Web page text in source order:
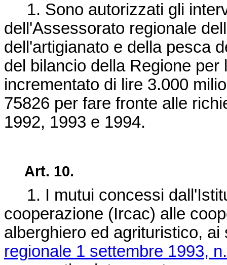
1. Sono autorizzati gli
dell'Assessorato regionale
dell'artigianato e della pesca
del bilancio della Regione
incrementato di lire 3.000
75826 per fare fronte alle
1992, 1993 e 1994.
Art. 10.
1. I mutui concessi
cooperazione (Ircac) alle
alberghiero ed agrituristico,
regionale 1 settembre 1993,